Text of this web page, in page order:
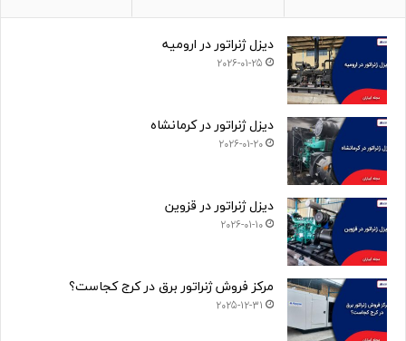
دیزل ژنراتور در ارومیه
2026-01-25
دیزل ژنراتور در کرمانشاه
2026-01-20
دیزل ژنراتور در قزوین
2026-01-10
مرکز فروش ژنراتور برق در کرج کجاست؟
2025-12-31